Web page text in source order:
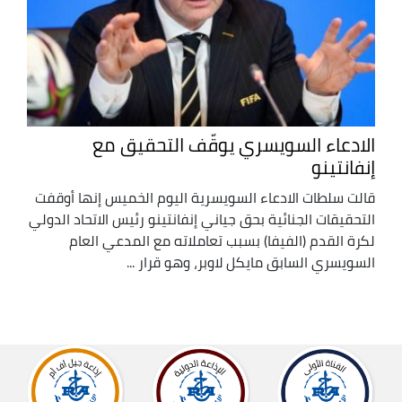
الادعاء السويسري يوقّف التحقيق مع
إنفانتينو
قالت سلطات الادعاء السويسرية اليوم الخميس إنها أوقفت
التحقيقات الجنائية بحق جياني إنفانتينو رئيس الاتحاد الدولي
لكرة القدم (الفيفا) بسبب تعاملاته مع المدعي العام
السويسري السابق مايكل لاوبر، وهو قرار ...